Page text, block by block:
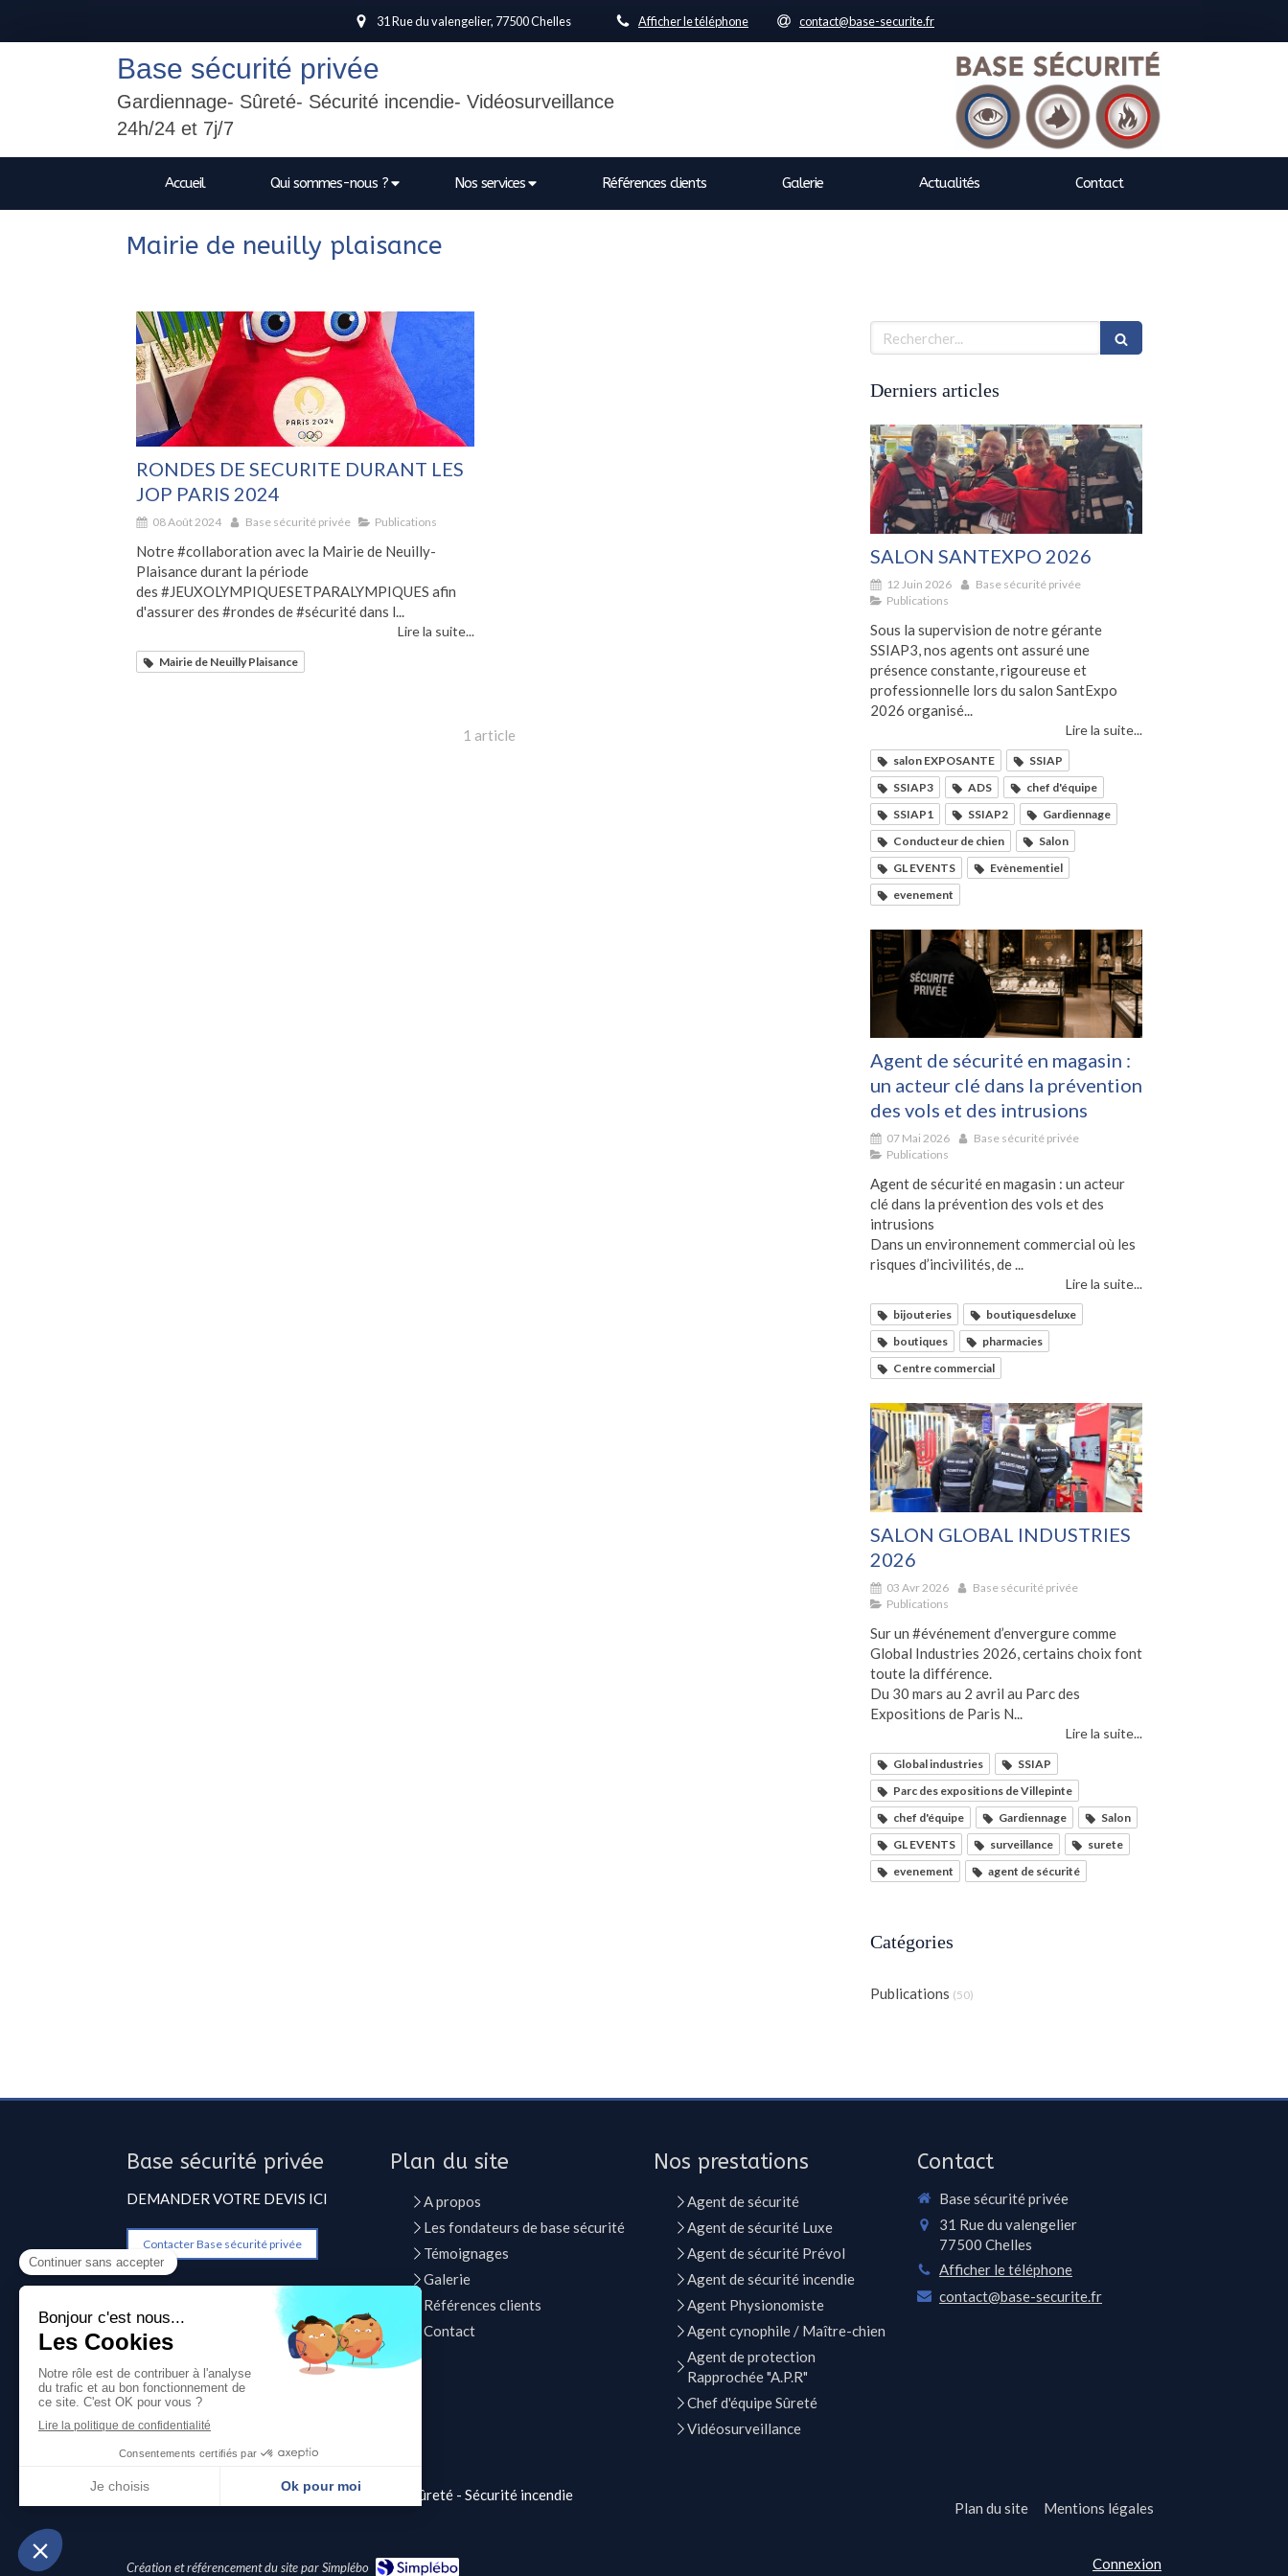
31 Rue du valengelier, 77500 Chelles Afficher le téléphone contact@base-securite.fr
Base sécurité privée
Gardiennage- Sûreté- Sécurité incendie- Vidéosurveillance
24h/24 et 7j/7
Accueil Qui sommes-nous ? Nos services Références clients Galerie Actualités Contact
Mairie de neuilly plaisance
RONDES DE SECURITE DURANT LES
JOP PARIS 2024
08 Août 2024 Base sécurité privée Publications
Notre #collaboration avec la Mairie de Neuilly-
Plaisance durant la période
des #JEUXOLYMPIQUESETPARALYMPIQUES afin
d'assurer des #rondes de #sécurité dans l...
Lire la suite...
Mairie de Neuilly Plaisance
1 article
Rechercher
Derniers articles
SALON SANTEXPO 2026
12 Juin 2026
Base sécurité privée
Publications
Sous la supervision de notre gérante
SSIAP3, nos agents ont assuré une
présence constante, rigoureuse et
professionnelle lors du salon SantExpo
2026 organisé...
Lire la suite...
salon EXPOSANTE
SSIAP
SSIAP3
ADS
chef d'équipe
SSIAP1
SSIAP2
Gardiennage
Conducteur de chien
Salon
GL EVENTS
Evènementiel
evenement
Agent de sécurité en magasin :
un acteur clé dans la prévention
des vols et des intrusions
07 Mai 2026
Base sécurité privée
Publications
Agent de sécurité en magasin : un acteur
clé dans la prévention des vols et des
intrusions
Dans un environnement commercial où les
risques d’incivilités, de ...
Lire la suite...
bijouteries
boutiquesdeluxe
boutiques
pharmacies
Centre commercial
SALON GLOBAL INDUSTRIES
2026
03 Avr 2026
Base sécurité privée
Publications
Sur un #événement d’envergure comme
Global Industries 2026, certains choix font
toute la différence.
Du 30 mars au 2 avril au Parc des
Expositions de Paris N...
Lire la suite...
Global industries
SSIAP
Parc des expositions de Villepinte
chef d'équipe
Gardiennage
Salon
GL EVENTS
surveillance
surete
evenement
agent de sécurité
Catégories
Publications (50)
Base sécurité privée
DEMANDER VOTRE DEVIS ICI
Contacter Base sécurité privée
Plan du site
A propos
Les fondateurs de base sécurité
Témoignages
Galerie
Références clients
Contact
Nos prestations
Agent de sécurité
Agent de sécurité Luxe
Agent de sécurité Prévol
Agent de sécurité incendie
Agent Physionomiste
Agent cynophile / Maître-chien
Agent de protection
Rapprochée "A.P.R"
Chef d'équipe Sûreté
Vidéosurveillance
Contact
Base sécurité privée
31 Rue du valengelier
77500 Chelles
Afficher le téléphone
contact@base-securite.fr
©2021 Base sécurité privée - Gardiennage - Sûreté - Sécurité incendie
Plan du site Mentions légales
Création et référencement du site par Simplébo Connexion